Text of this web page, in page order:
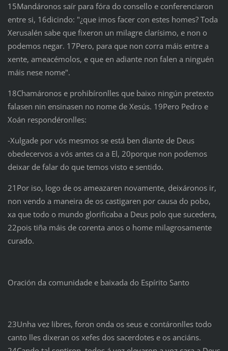
15Mandáronos saír para fóra do consello e conferenciaron
entre si, 16dicindo: "¿que imos facer con estes homes? Toda
Xerusalén sabe que fixeron un milagre clarísimo, e non o
podemos negar. 17Pero, para que non corra máis entre a
xente, ameacémolos, e que en adiante non falen a ninguén
máis nese nome".
18Chamáronos e prohibíronlles que baixo ningún pretexto
falasen nin ensinasen no nome de Xesús. 19Pero Pedro e
Xoán respondéronlles:
‑Xulgade por vós mesmos se está ben diante de Deus
obedecervos a vós antes ca a El, 20porque non podemos
deixar de falar do que temos visto e sentido.
21Por iso, logo de os ameazaren novamente, deixáronos ir,
non vendo a maneira de os castigaren por causa do pobo,
xa que todo o mundo glorificaba a Deus polo que sucedera,
22pois tiña máis de corenta anos o home milagrosamente
curado.
Oración da comunidade e baixada do Espírito Santo
23Unha vez libres, foron onda os seus e contáronlles todo
canto lles dixeran os xefes dos sacerdotes e os anciáns.